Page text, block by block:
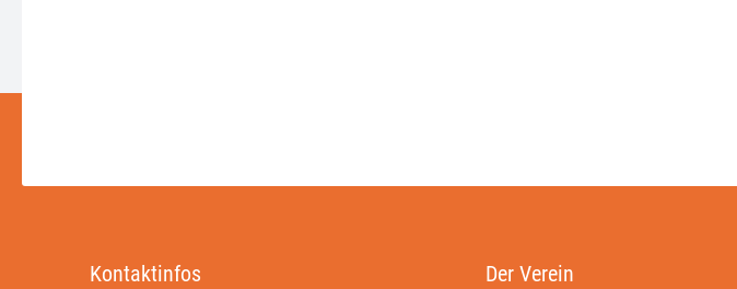
Kontaktinfos Der Verein